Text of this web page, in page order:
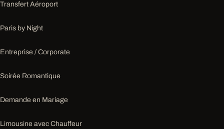
Transfert Aéroport
Paris by Night
Entreprise / Corporate
Soirée Romantique
Demande en Mariage
Limousine avec Chauffeur